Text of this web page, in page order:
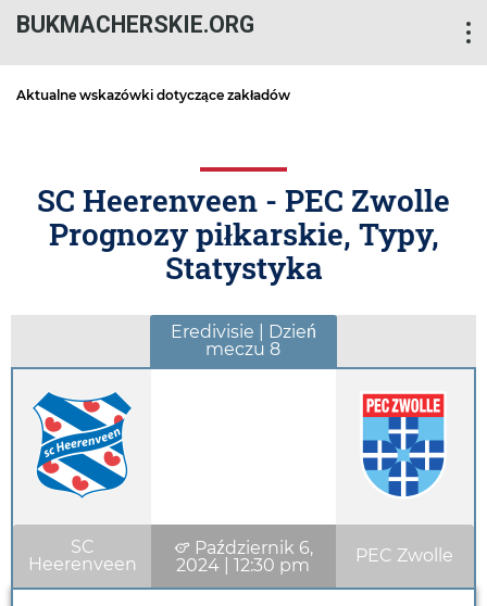
BUKMACHERSKIE.ORG
Aktualne wskazówki dotyczące zakładów
SC Heerenveen - PEC Zwolle
Prognozy piłkarskie, Typy,
Statystyka
Eredivisie | Dzień
meczu 8
SC
Heerenveen
Październik 6,
2024 |12:30 pm PEC Zwolle